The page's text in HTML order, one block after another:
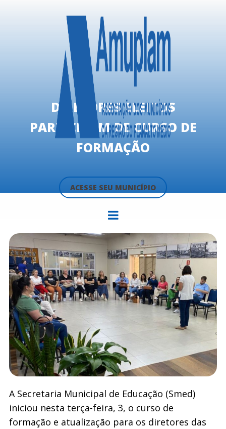
ACESSE SEU MUNICÍPIO
DIRETORES ELEITOS
PARTICIPAM DE CURSO DE
FORMAÇÃO
A Secretaria Municipal de Educação (Smed)
iniciou nesta terça-feira, 3, o curso de
formação e atualização para os diretores das